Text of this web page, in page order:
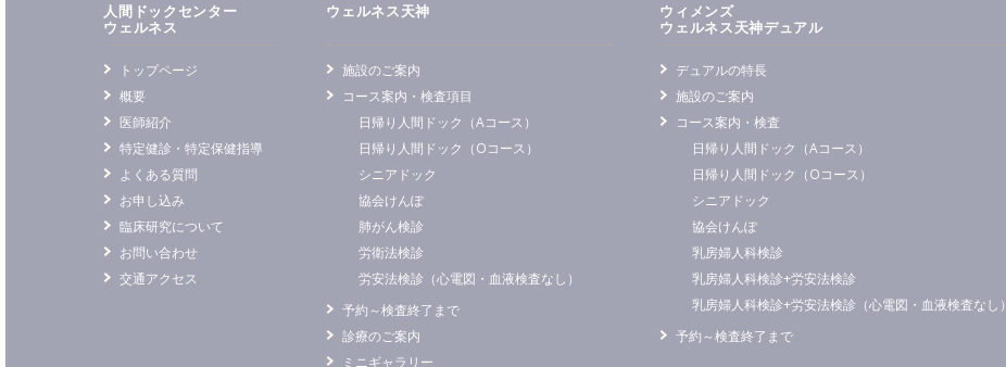
人間ドックセンター
ウェルネス
トップページ
概要
医師紹介
特定健診・特定保健指導
よくある質問
お申し込み
臨床研究について
お問い合わせ
交通アクセス
ウェルネス天神
施設のご案内
コース案内・検査項目
日帰り人間ドック（Aコース）
日帰り人間ドック（Oコース）
シニアドック
協会けんぽ
肺がん検診
労衛法検診
労安法検診（心電図・血液検査なし）
予約～検査終了まで
診療のご案内
ミニギャラリー
ウィメンズ
ウェルネス天神デュアル
デュアルの特長
施設のご案内
コース案内・検査
日帰り人間ドック（Aコース）
日帰り人間ドック（Oコース）
シニアドック
協会けんぽ
乳房婦人科検診
乳房婦人科検診+労安法検診
乳房婦人科検診+労安法検診（心電図・血液検査なし）
予約～検査終了まで